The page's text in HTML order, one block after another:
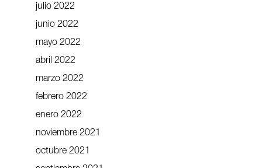
julio 2022
junio 2022
mayo 2022
abril 2022
marzo 2022
febrero 2022
enero 2022
noviembre 2021
octubre 2021